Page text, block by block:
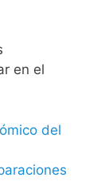
en el
del